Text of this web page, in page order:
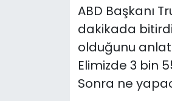
ABD Başkanı
dakikada
olduğunu
Elimizde 3 bin
Sonra ne